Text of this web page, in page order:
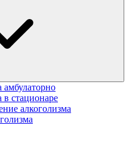
амбулаторно
в стационаре
алкоголизма